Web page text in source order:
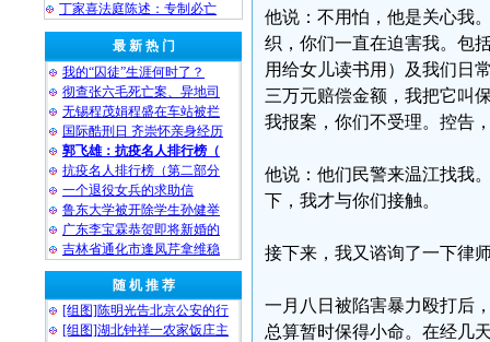
丁家喜法庭陈述：专制必亡
最 新 热 门
我的“囚徒”生涯何时了？
彻查张六毛死亡案、异地司
无锡程茂娟程盛在车站被拦
国际酷刑日 齐崇怀亲身经历
郭飞雄：抗疫名人排行榜（
抗疫名人排行榜（第二部分
一个退役女兵的求助信
鲁东大学被开除学生孙健举
广东李宝霖恭贺即将新婚的
吉林省通化市逢凤芹拿维稳
随 机 推 荐
[组图]陈明光告北京公安的行
[组图]湖北钟祥一农家饭庄主
他说：不用怕，他是关心我
织，你们一直在迫害我。包
用给女儿读书用）及我们日
三万元赔偿金额，我把它叫
我报案，你们不受理。控告
他说：他们民警来温江找我
下，我才与你们接触。
接下来，我又谘询了一下律
一月八日被陷害暴力殴打后
总算暂时保得小命。在经几